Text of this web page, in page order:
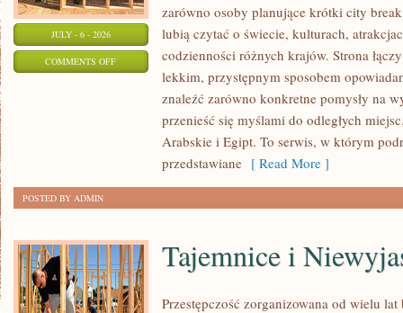
JULY - 6 - 2026
COMMENTS OFFON
zarówno osoby planujące krótki city
lubią czytać o świecie, kulturach,
codzienności różnych krajów. Strona
lekkim, przystępnym sposobem
znaleźć zarówno konkretne pomysły na
przenieść się myślami do odległych
Arabskie i Egipt. To serwis, w którym
przedstawiane [ Read More ]
POSTED BY ADMIN
Tajemnice i
Przestępczość zorganizowana od wielu